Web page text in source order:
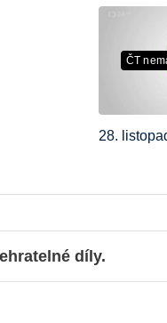
ČT
28.
díly.